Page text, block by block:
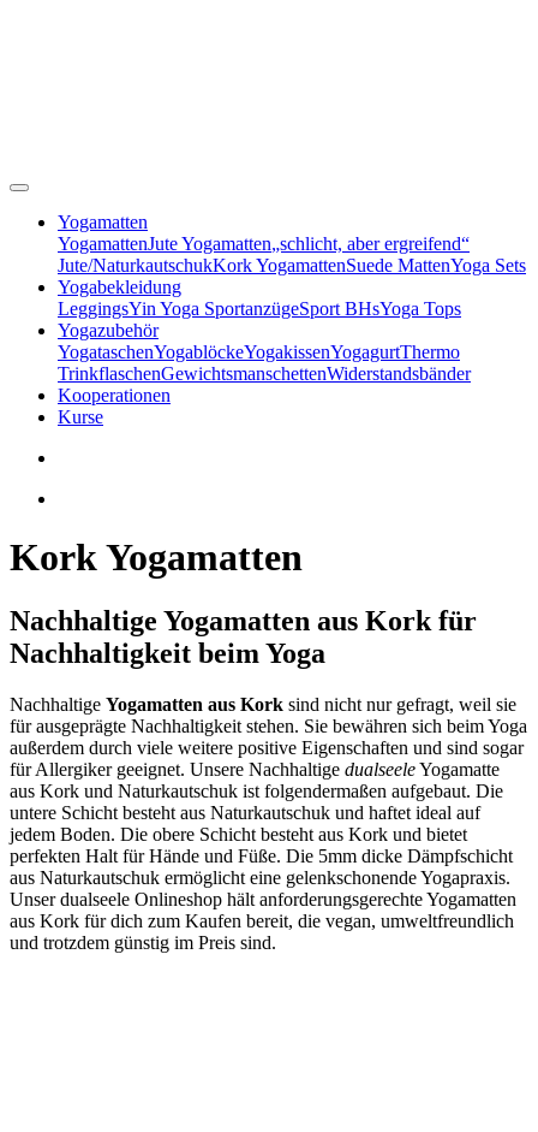
Yogamatten
YogamattenJute Yogamatten„schlicht, aber ergreifend“
Jute/NaturkautschukKork YogamattenSuede MattenYoga Sets
Yogabekleidung
LeggingsYin Yoga SportanzügeSport BHsYoga Tops
Yogazubehör
YogataschenYogablöckeYogakissenYogagurtThermo
TrinkflaschenGewichtsmanschettenWiderstandsbänder
Kooperationen
Kurse
Kork Yogamatten
Nachhaltige Yogamatten aus Kork für
Nachhaltigkeit beim Yoga
Nachhaltige Yogamatten aus Kork sind nicht nur gefragt, weil sie
für ausgeprägte Nachhaltigkeit stehen. Sie bewähren sich beim Yoga
außerdem durch viele weitere positive Eigenschaften und sind sogar
für Allergiker geeignet. Unsere Nachhaltige dualseeleYogamatte
aus Kork und Naturkautschuk ist folgendermaßen aufgebaut. Die
untere Schicht besteht aus Naturkautschuk und haftet ideal auf
jedem Boden. Die obere Schicht besteht aus Kork und bietet
perfekten Halt für Hände und Füße. Die 5mm dicke Dämpfschicht
aus Naturkautschuk ermöglicht eine gelenkschonende Yogapraxis.
Unser dualseele Onlineshop hält anforderungsgerechte Yogamatten
aus Kork für dich zum Kaufen bereit, die vegan, umweltfreundlich
und trotzdem günstig im Preis sind.